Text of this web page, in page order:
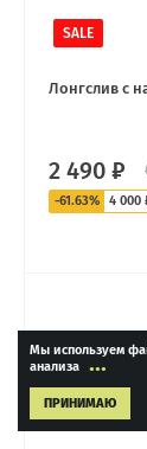
SALE
Лонгслив с
2 490 ₽
-61.63% 4 000
Мы используем
анализа
...
ПРИНИМАЮ